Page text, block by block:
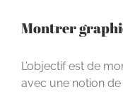
Montrer
L’objectif est de
avec une notion